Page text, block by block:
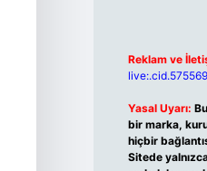
Reklam ve
Yasal Uyarı:
bir marka,
hiçbir
Sitede